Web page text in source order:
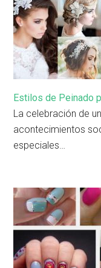
Estilos de Peinado
La celebración de
acontecimientos
especiales…